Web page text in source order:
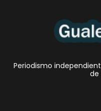
Periodismo
de